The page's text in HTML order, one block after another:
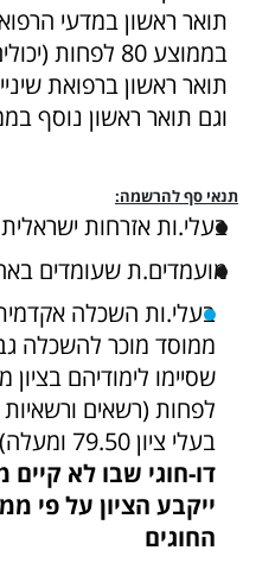
בממוצע 80
וגם תואר ראשון נוסף בממוצע
תנאי סף להרשמה:
בעלי.ות אזרחות
מועמדים.ת שעומדים
בעלי.ות השכלה
ממוסד מוכר להשכלה
לפחות (רשאים
בעלי ציון 79.50 ומעלה).
דו-חוגי שבו לא
ייקבע הציון על פי
החוגים